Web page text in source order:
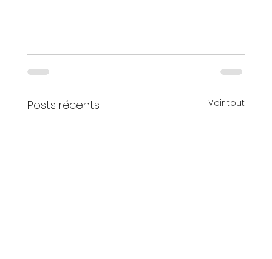
Posts récents Voir tout